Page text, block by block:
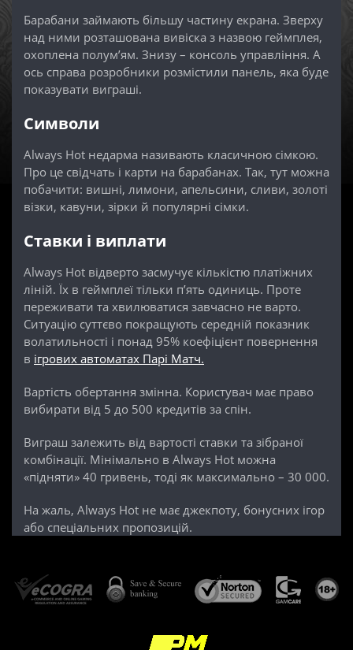
Барабани займають більшу частину екрана. Зверху
над ними розташована вивіска з назвою геймплея,
охоплена полум’ям. Знизу – консоль управління. А
ось справа розробники розмістили панель, яка буде
показувати виграші.
Символи
Always Hot недарма називають класичною сімкою.
Про це свідчать і карти на барабанах. Так, тут можна
побачити: вишні, лимони, апельсини, сливи, золоті
візки, кавуни, зірки й популярні сімки.
Ставки і виплати
Always Hot відверто засмучує кількістю платіжних
ліній. Їх в геймплеї тільки п’ять одиниць. Проте
переживати та хвилюватися завчасно не варто.
Ситуацію суттєво покращують середній показник
волатильності і понад 95% коефіцієнт повернення
в ігрових автоматах Парі Матч.
Вартість обертання змінна. Користувач має право
вибирати від 5 до 500 кредитів за спін.
Виграш залежить від вартості ставки та зібраної
комбінації. Мінімально в Always Hot можна
«підняти» 40 гривень, тоді як максимально – 30 000.
На жаль, Always Hot не має джекпоту, бонусних ігор
або спеціальних пропозицій.